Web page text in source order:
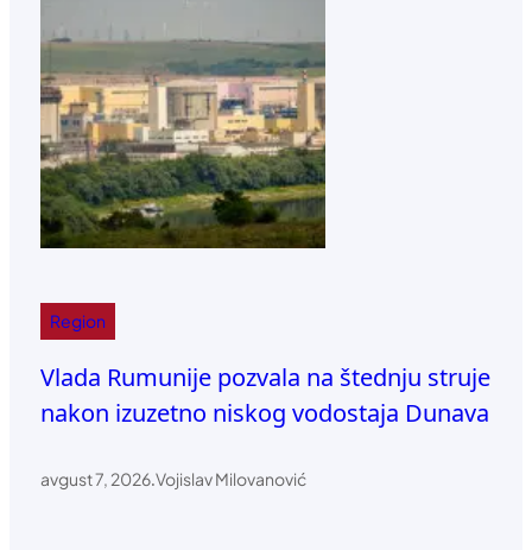
Region
Vlada Rumunije pozvala na štednju struje
nakon izuzetno niskog vodostaja Dunava
avgust 7, 2026.Vojislav Milovanović